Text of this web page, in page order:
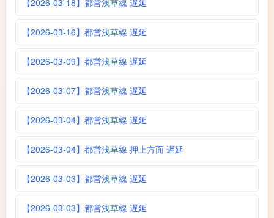
【2026-03-16】都営浅草線 遅延
【2026-03-09】都営浅草線 遅延
【2026-03-07】都営浅草線 遅延
【2026-03-04】都営浅草線 遅延
【2026-03-04】都営浅草線 押上方面 遅延
【2026-03-03】都営浅草線 遅延
【2026-03-03】都営浅草線 遅延